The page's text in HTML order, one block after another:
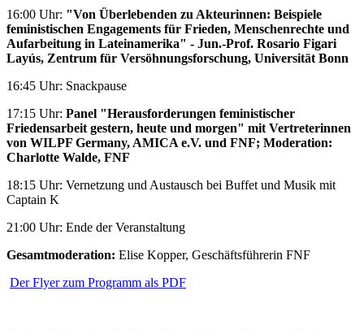
16:00 Uhr: "Von Überlebenden zu Akteurinnen: Beispiele
feministischen Engagements für Frieden, Menschenrechte und
Aufarbeitung in Lateinamerika" - Jun.-Prof. Rosario Figari
Layús, Zentrum für Versöhnungsforschung, Universität Bonn
16:45 Uhr: Snackpause
17:15 Uhr: Panel "Herausforderungen feministischer
Friedensarbeit gestern, heute und morgen" mit Vertreterinnen
von WILPF Germany, AMICA e.V. und FNF; Moderation:
Charlotte Walde, FNF
18:15 Uhr: Vernetzung und Austausch bei Buffet und Musik mit
Captain K
21:00 Uhr: Ende der Veranstaltung
Gesamtmoderation: Elise Kopper, Geschäftsführerin FNF
Der Flyer zum Programm als PDF